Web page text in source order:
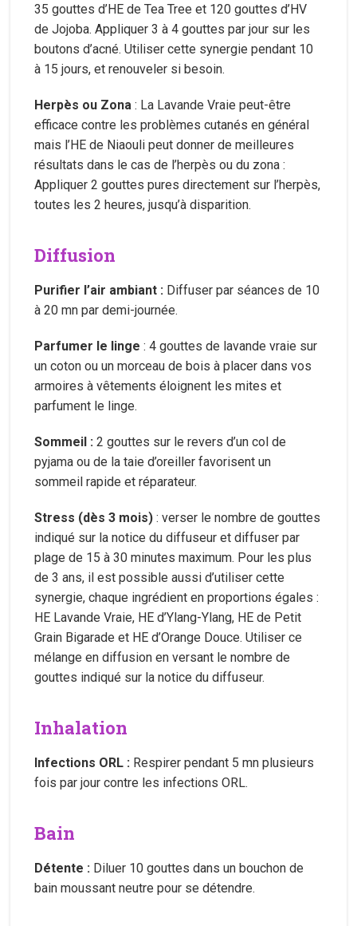
35 gouttes d’HE de Tea Tree et 120 gouttes d’HV
de Jojoba. Appliquer 3 à 4 gouttes par jour sur les
boutons d’acné. Utiliser cette synergie pendant 10
à 15 jours, et renouveler si besoin.
Herpès ou Zona : La Lavande Vraie peut-être
efficace contre les problèmes cutanés en général
mais l’HE de Niaouli peut donner de meilleures
résultats dans le cas de l’herpès ou du zona :
Appliquer 2 gouttes pures directement sur l’herpès,
toutes les 2 heures, jusqu’à disparition.
Diffusion
Purifier l’air ambiant : Diffuser par séances de 10
à 20 mn par demi-journée.
Parfumer le linge : 4 gouttes de lavande vraie sur
un coton ou un morceau de bois à placer dans vos
armoires à vêtements éloignent les mites et
parfument le linge.
Sommeil : 2 gouttes sur le revers d’un col de
pyjama ou de la taie d’oreiller favorisent un
sommeil rapide et réparateur.
Stress (dès 3 mois) : verser le nombre de gouttes
indiqué sur la notice du diffuseur et diffuser par
plage de 15 à 30 minutes maximum. Pour les plus
de 3 ans, il est possible aussi d’utiliser cette
synergie, chaque ingrédient en proportions égales :
HE Lavande Vraie, HE d’Ylang-Ylang, HE de Petit
Grain Bigarade et HE d’Orange Douce. Utiliser ce
mélange en diffusion en versant le nombre de
gouttes indiqué sur la notice du diffuseur.
Inhalation
Infections ORL : Respirer pendant 5 mn plusieurs
fois par jour contre les infections ORL.
Bain
Détente : Diluer 10 gouttes dans un bouchon de
bain moussant neutre pour se détendre.